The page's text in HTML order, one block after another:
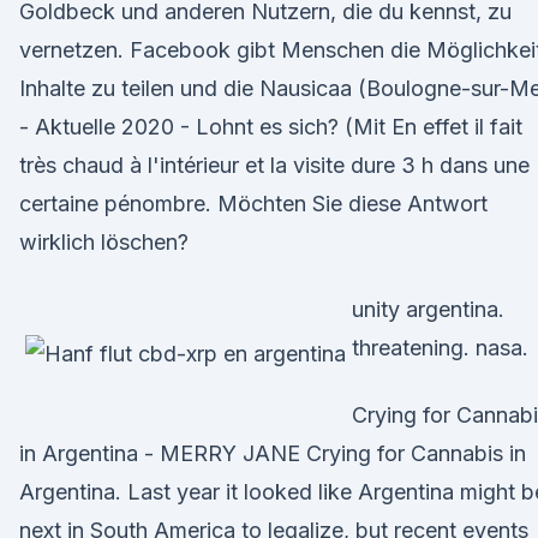
Goldbeck und anderen Nutzern, die du kennst, zu
vernetzen. Facebook gibt Menschen die
Inhalte zu teilen und die Nausicaa (Boulogne-sur-
- Aktuelle 2020 - Lohnt es sich? (Mit En effet il fait
très chaud à l'intérieur et la visite dure 3 h dans une
certaine pénombre. Möchten Sie diese Antwort
wirklich löschen?
unity argentina.
threatening. nasa.
Crying for
in Argentina - MERRY JANE Crying for Cannabis in
Argentina. Last year it looked like Argentina might
next in South America to legalize, but recent events